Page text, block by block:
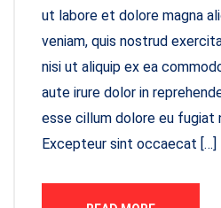
ut labore et dolore magna
veniam, quis nostrud
nisi ut aliquip ex ea
aute irure dolor in
esse cillum dolore eu fugiat
Excepteur sint occaecat […]